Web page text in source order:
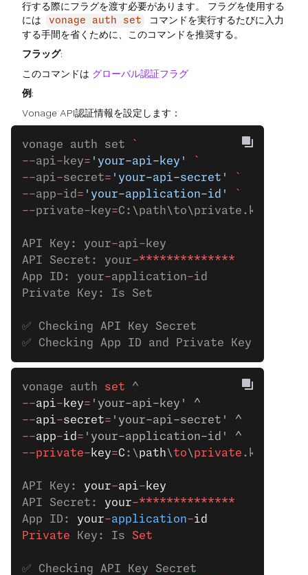
行する際にフラグを渡す必要があります。 フラグを使用する
には
vonage auth set
コマンドを実行するたびに入力
する手間を省くために、このコマンドを推奨する。
フラッグ:
このコマンドは グローバル認証フラグ
例:
Vonage API認証情報を設定します：
vonage auth set
`
--api- key= 'your-api-key'
`
--api-secret= 'your-api-secret'
`
--app-id = 'your-application-id'
`
--private- key=C:\path\to\private.key
API Key: your-api- key
API Secret: your-**************
App ID: your-application-id
Private Key: Is Set
✅ Checking API Key Secret
✅ Checking App ID and Private Key
vonage auth set ^
--api- key= 'your-api-key' ^
--api-secret= 'your-api-secret' ^
--app-id = 'your-application-id' ^
--private- key=C :\path\to\private .key
API Key: your-api- key
API Secret: your-**************
App ID: your-application-id
Private Key: Is Set
✅ Checking API Key Secret